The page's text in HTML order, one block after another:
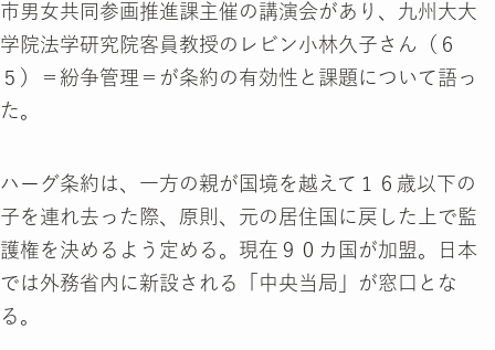
市男女共同参画推進課主催の講演会があり、九州大大
学院法学研究院客員教授のレビン小林久子さん（６
５）＝紛争管理＝が条約の有効性と課題について語っ
た。
ハーグ条約は、一方の親が国境を越えて１６歳以下の
子を連れ去った際、原則、元の居住国に戻した上で監
護権を決めるよう定める。現在９０カ国が加盟。日本
では外務省内に新設される「中央当局」が窓口とな
る。